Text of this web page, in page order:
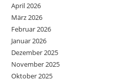
April 2026
März 2026
Februar 2026
Januar 2026
Dezember 2025
November 2025
Oktober 2025